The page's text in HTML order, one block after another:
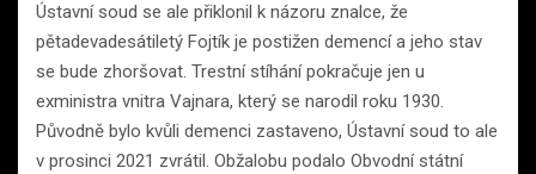
Ústavní soud se ale přiklonil k názoru znalce, že
pětadevadesátiletý Fojtík je postižen demencí a jeho stav
se bude zhoršovat. Trestní stíhání pokračuje jen u
exministra vnitra Vajnara, který se narodil roku 1930.
Původně bylo kvůli demenci zastaveno, Ústavní soud to ale
v prosinci 2021 zvrátil. Obžalobu podalo Obvodní státní